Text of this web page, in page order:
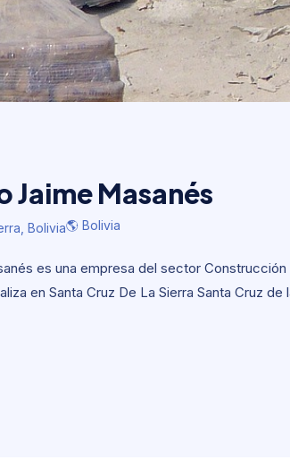
Masanés
Masanés
Bolivia🌎 Bolivia
es una empresa del sector Construcción
en Santa Cruz De La Sierra Santa Cruz